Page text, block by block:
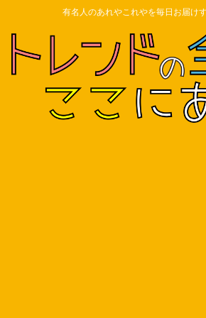
有名人のあれやこれやを毎日お届け